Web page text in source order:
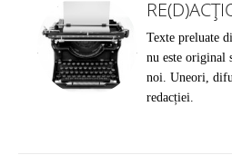
Texte preluate
nu este original
noi. Uneori,
redacției.